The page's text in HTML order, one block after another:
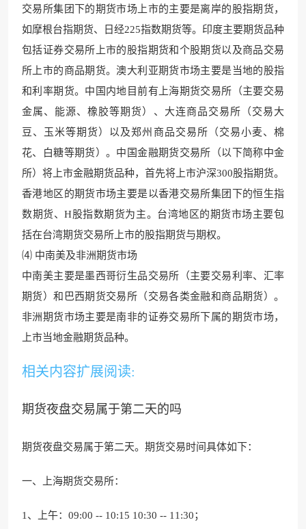
交易所集团下的期货市场上市的主要是离岸的股指期货，
如摩根台指期货、日经225指数期货等。印度主要期货品种
包括证券交易所上市的股指期货和个股期货以及商品交易
所上市的商品期货。澳大利亚期货市场主要是当地的股指
和利率期货。中国内地目前有上海期货交易所（主要交易
金属、能源、橡胶等期货）、大连商品交易所（交易大
豆、玉米等期货）以及郑州商品交易所（交易小麦、棉
花、白糖等期货）。中国金融期货交易所（以下简称中金
所）将上市金融期货品种，首先将上市沪深300股指期货。
香港地区的期货市场主要是以香港交易所集团下的恒生指
数期货、H股指数期货为主。台湾地区的期货市场主要包
括在台湾期货交易所上市的股指期货与期权。
⑷ 中南美及非洲期货市场
中南美主要是墨西哥衍生品交易所（主要交易利率、汇率
期货）和巴西期货交易所（交易各类金融和商品期货）。
非洲期货市场主要是南非的证券交易所下属的期货市场，
上市当地金融期货品种。
相关内容扩展阅读:
期货夜盘交易属于第二天的吗
期货夜盘交易属于第二天。期货交易时间具体如下：
一、上海期货交易所：
1、上午：09:00 -- 10:15 10:30 -- 11:30；